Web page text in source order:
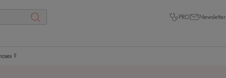
PRO Newsletter
?